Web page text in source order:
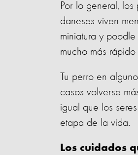
Por lo general,
daneses viven
miniatura y
mucho más
Tu perro en
casos volverse
igual que los
etapa de la vida.
Los cuidados